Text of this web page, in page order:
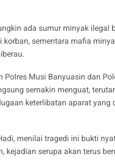
ada sumur minyak ilegal
sementara mafia
Musi Banyuasin dan
semakin menguat,
keterlibatan aparat yang
menilai tragedi ini bukti
kejadian serupa akan terus